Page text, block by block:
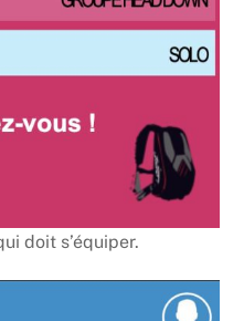
doit s’équiper.